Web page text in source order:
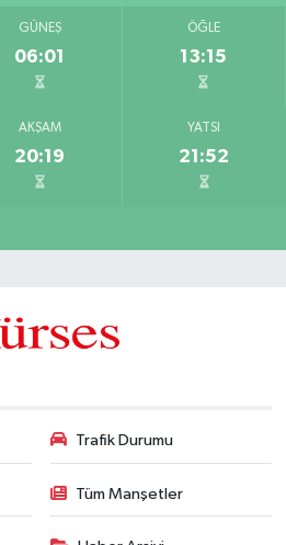
GÜNEŞ
06:01
ÖĞLE
13:15
AKŞAM
20:19
YATSI
21:52
Trafik Durumu
Tüm Manşetler